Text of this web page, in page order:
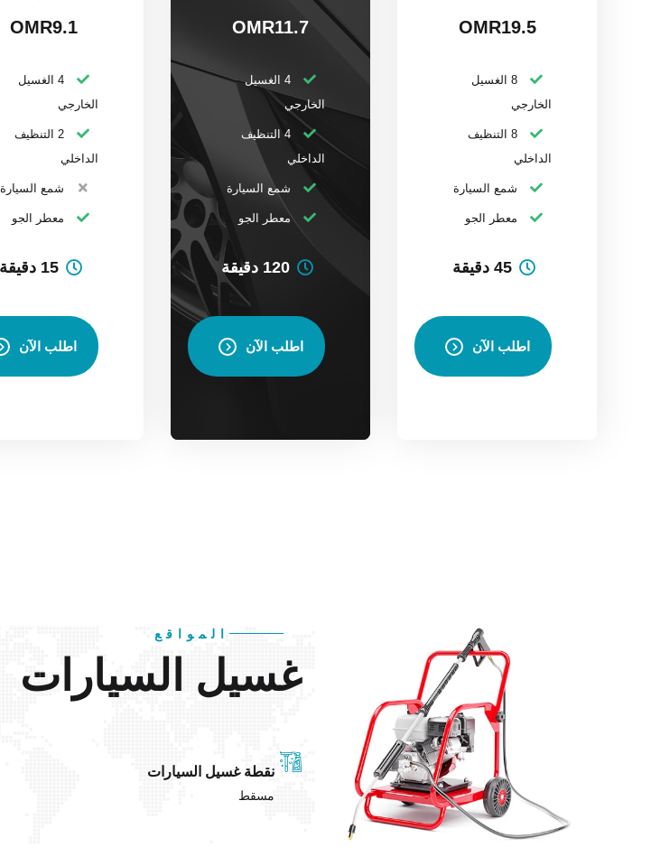
OMR9.1
4 الغسيل
الخارجي
2 التنظيف
الداخلي
شمع السيارة
معطر الجو
15 دقيقة
اطلب الآن
OMR11.7
4 الغسيل
الخارجي
4 التنظيف
الداخلي
شمع السيارة
معطر الجو
120 دقيقة
اطلب الآن
OMR19.5
8 الغسيل
الخارجي
8 التنظيف
الداخلي
شمع السيارة
معطر الجو
45 دقيقة
اطلب الآن
المواقع
غسيل السيارات
نقطة غسيل السيارات
مسقط